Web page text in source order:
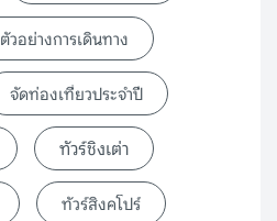
ตัวอย่างการเดินทาง
จัดท่องเที่ยวประจำปี
ทัวร์ชิงเต่า
ทัวร์สิงคโปร์